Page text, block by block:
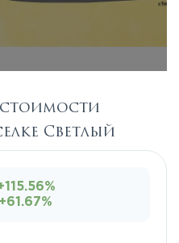
Светлый
+61.67%